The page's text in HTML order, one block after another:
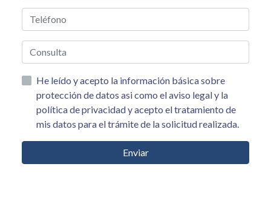
He leído y acepto la información básica sobre
protección de datos asi como el aviso legal y la
política de privacidad y acepto el tratamiento de
mis datos para el trámite de la solicitud realizada.
Enviar